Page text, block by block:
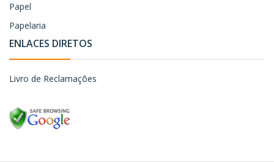
Papel
Papelaria
ENLACES DIRETOS
Livro de Reclamações